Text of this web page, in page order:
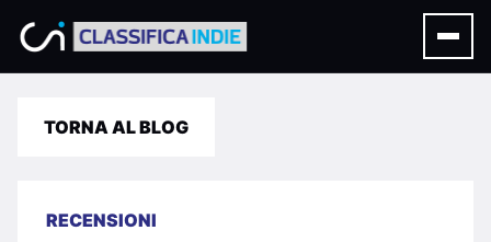
TORNA AL BLOG
RECENSIONI